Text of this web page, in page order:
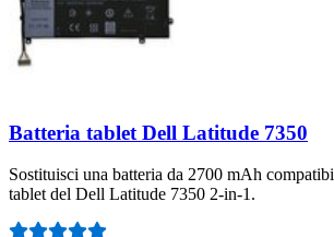
Batteria tablet Dell Latitude 7350
Sostituisci una batteria da 2700 mAh
tablet del Dell Latitude 7350 2-in-1.